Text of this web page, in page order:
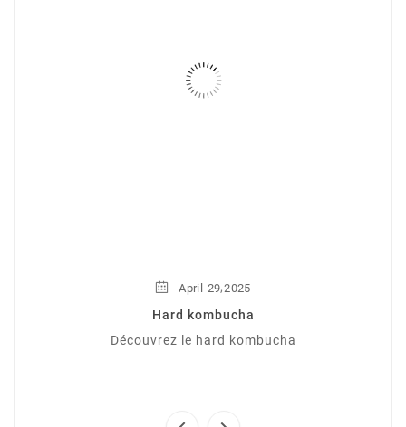
April 29,2025
Hard kombucha
Découvrez le hard kombucha